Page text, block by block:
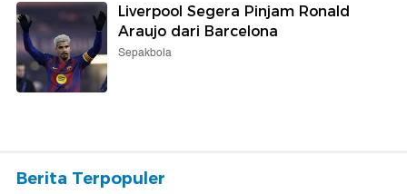
Liverpool Segera Pinjam Ronald
Araujo dari Barcelona
Sepakbola
Berita Terpopuler